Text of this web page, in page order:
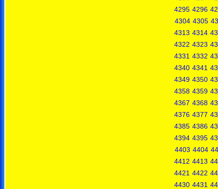
4295 4296
4304 4305
4313 4314
4322 4323
4331 4332
4340 4341
4349 4350
4358 4359
4367 4368
4376 4377
4385 4386
4394 4395
4403 4404
4412 4413
4421 4422
4430 4431